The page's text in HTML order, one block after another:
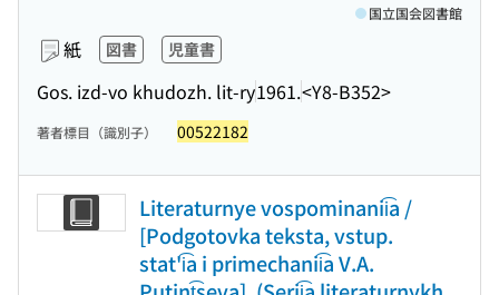
紙 図書 児童書
Gos. izd-vo khudozh. lit-ry1961.<Y8-B352>
国立国会図書館
著者標目（識別子） 00522182
Literaturnye vospominanii͡a /
[Podgotovka teksta, vstup.
stat'i͡a i primechanii͡a V.A.